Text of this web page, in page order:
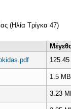
(Ηλία Τρίγκα 47)
1.5 MB
3.23